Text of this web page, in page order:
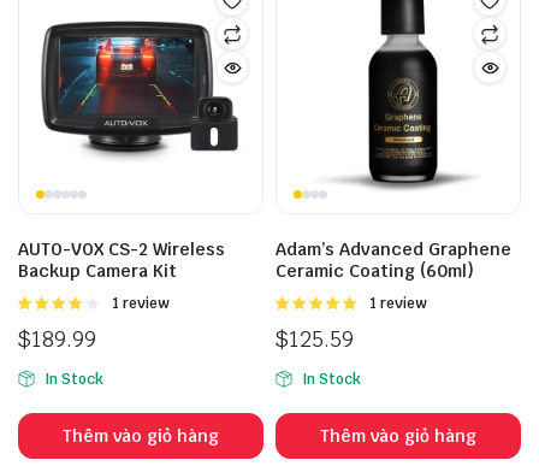
AUTO-VOX CS-2 Wireless
Backup Camera Kit
Được
4.005
1 review
$189.99
In Stock
Thêm vào giỏ hàng
Adam’s Advanced Graphene
Ceramic Coating (60ml)
Được
5.005 sao
1 review
$125.59
In Stock
Thêm vào giỏ hàng